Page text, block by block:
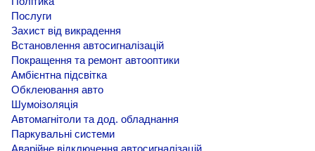
Послуги
Захист від викрадення
Встановлення автосигналізацій
Покращення та ремонт автооптики
Амбієнтна підсвітка
Обклеювання авто
Шумоізоляція
Автомагнітоли та дод. обладнання
Паркувальні системи
Аварійне відключення автосигналізацій